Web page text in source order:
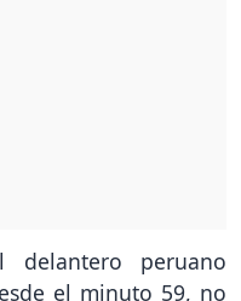
peruano
el minuto 59, no